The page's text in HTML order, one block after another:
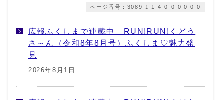
ページ番号：3089-1-1-4-0-0-0-0-0-0
広報ふくしまで連載中 RUN!RUN!くどう
さ～ん（令和8年8月号）ふくしま♡魅力発
見
2026年8月1日